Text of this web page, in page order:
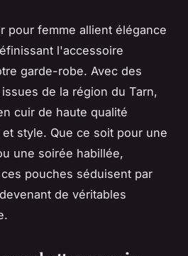
pour femme allient élégance
l'accessoire
garde-robe. Avec des
de la région du Tarn,
cuir de haute qualité
style. Que ce soit pour une
une soirée habillée,
pouches séduisent par
de véritables